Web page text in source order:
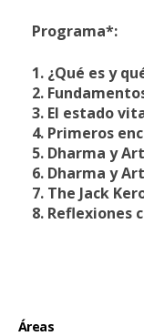
Programa*:
1. ¿Qué es y
2.
3. El estado
4. Primeros
5. Dharma y
6. Dharma y
7. The Jack
8. Reflexiones
Áreas